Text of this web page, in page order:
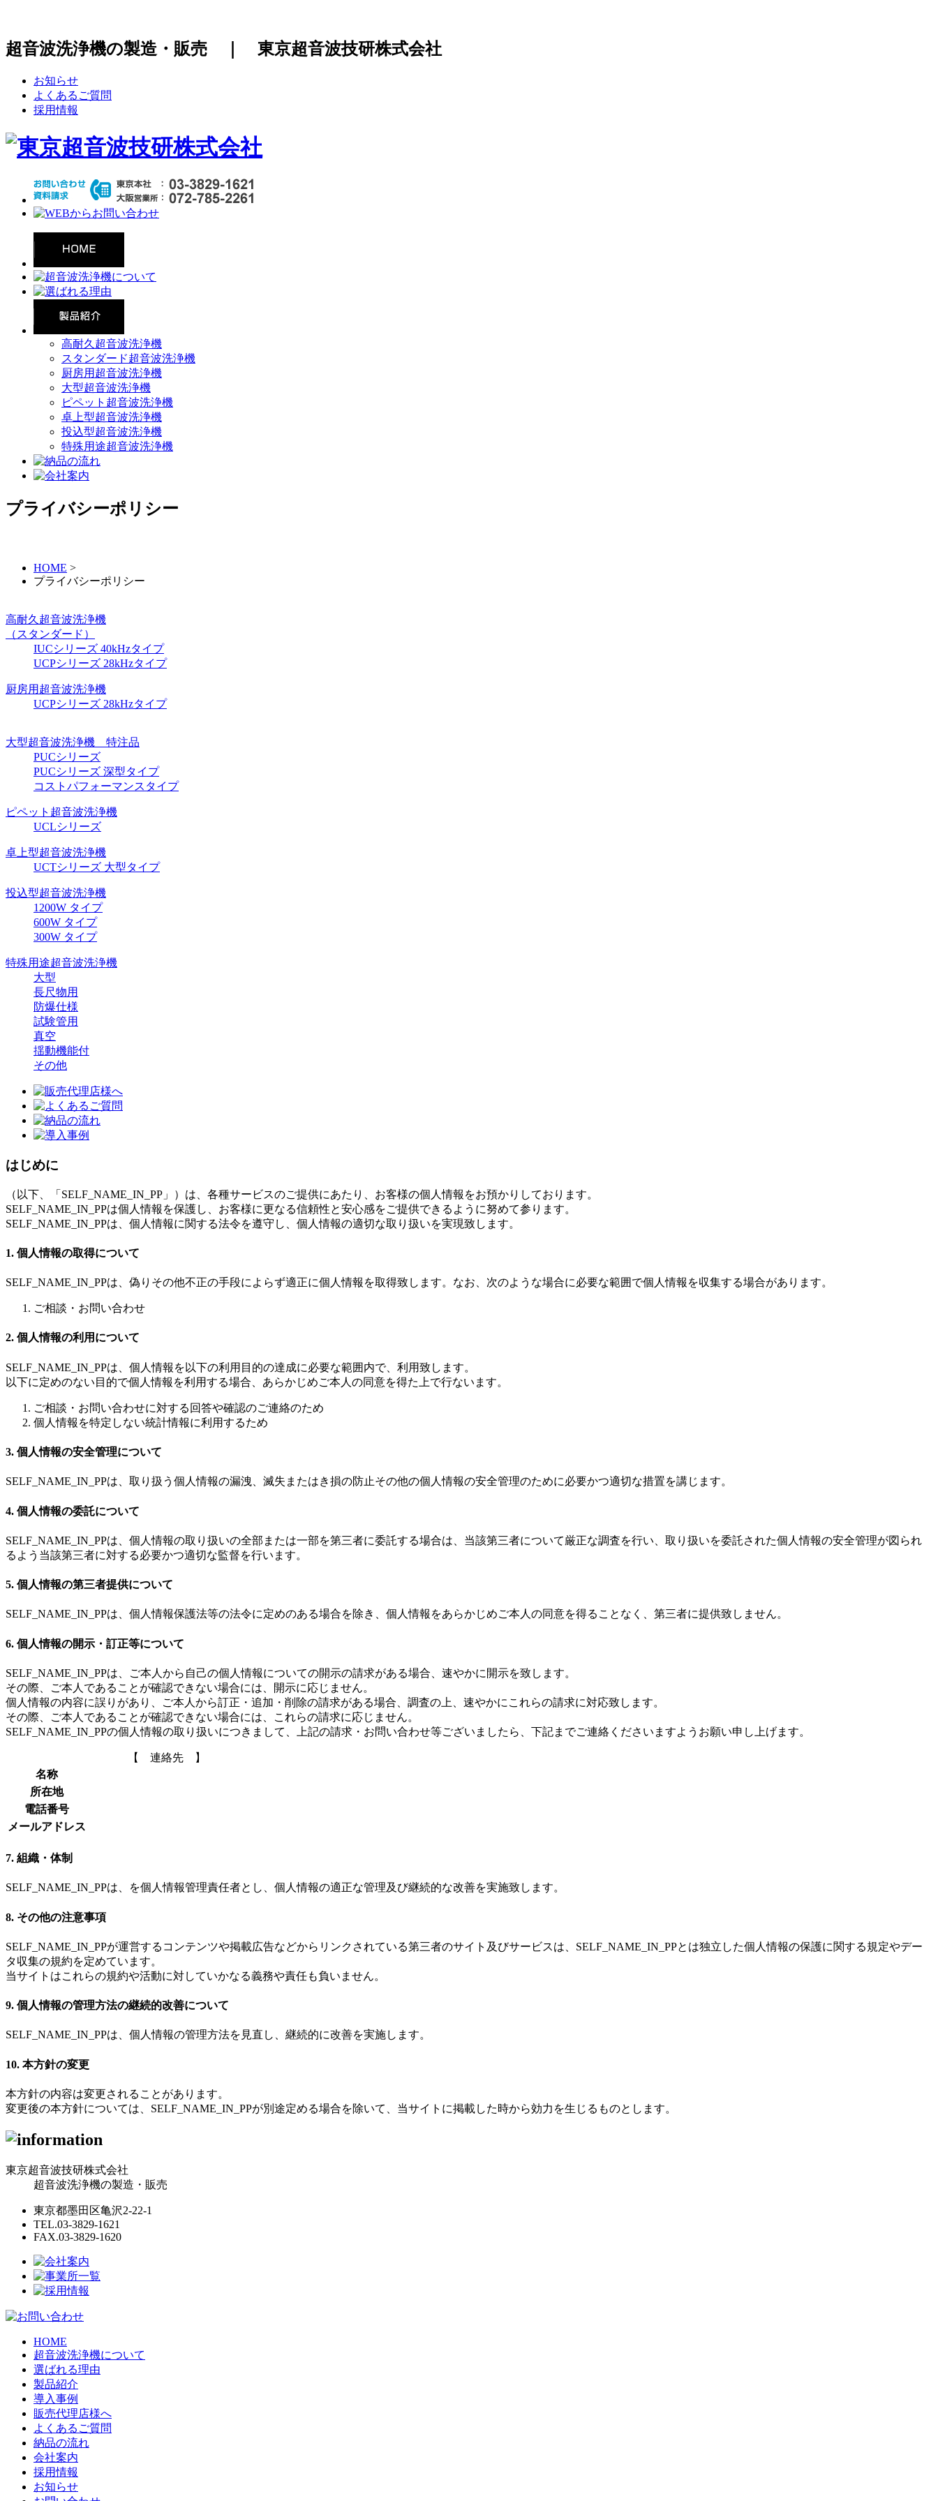
超音波洗浄機の製造・販売 ｜ 東京超音波技研株式会社
お知らせ
よくあるご質問
採用情報
高耐久超音波洗浄機
スタンダード超音波洗浄機
厨房用超音波洗浄機
大型超音波洗浄機
ピペット超音波洗浄機
卓上型超音波洗浄機
投込型超音波洗浄機
特殊用途超音波洗浄機
プライバシーポリシー
HOME >
プライバシーポリシー
高耐久超音波洗浄機
（スタンダード）
IUCシリーズ 40kHzタイプ
UCPシリーズ 28kHzタイプ
厨房用超音波洗浄機
UCPシリーズ 28kHzタイプ
大型超音波洗浄機 特注品
PUCシリーズ
PUCシリーズ 深型タイプ
コストパフォーマンスタイプ
ピペット超音波洗浄機
UCLシリーズ
卓上型超音波洗浄機
UCTシリーズ 大型タイプ
投込型超音波洗浄機
1200W タイプ
600W タイプ
300W タイプ
特殊用途超音波洗浄機
大型
長尺物用
防爆仕様
試験管用
真空
揺動機能付
その他
はじめに
（以下、「SELF_NAME_IN_PP」）は、各種サービスのご提供にあたり、お客様の個人情報をお預かりしております。
SELF_NAME_IN_PPは個人情報を保護し、お客様に更なる信頼性と安心感をご提供できるように努めて参ります。
SELF_NAME_IN_PPは、個人情報に関する法令を遵守し、個人情報の適切な取り扱いを実現致します。
1. 個人情報の取得について
SELF_NAME_IN_PPは、偽りその他不正の手段によらず適正に個人情報を取得致します。なお、次のような場合に必要な範囲で個人情報を収集する場合があります。
ご相談・お問い合わせ
2. 個人情報の利用について
SELF_NAME_IN_PPは、個人情報を以下の利用目的の達成に必要な範囲内で、利用致します。
以下に定めのない目的で個人情報を利用する場合、あらかじめご本人の同意を得た上で行ないます。
ご相談・お問い合わせに対する回答や確認のご連絡のため
個人情報を特定しない統計情報に利用するため
3. 個人情報の安全管理について
SELF_NAME_IN_PPは、取り扱う個人情報の漏洩、滅失またはき損の防止その他の個人情報の安全管理のために必要かつ適切な措置を講じます。
4. 個人情報の委託について
SELF_NAME_IN_PPは、個人情報の取り扱いの全部または一部を第三者に委託する場合は、当該第三者について厳正な調査を行い、取り扱いを委託された個人情報の安全管理が図られ
るよう当該第三者に対する必要かつ適切な監督を行います。
5. 個人情報の第三者提供について
SELF_NAME_IN_PPは、個人情報保護法等の法令に定めのある場合を除き、個人情報をあらかじめご本人の同意を得ることなく、第三者に提供致しません。
6. 個人情報の開示・訂正等について
SELF_NAME_IN_PPは、ご本人から自己の個人情報についての開示の請求がある場合、速やかに開示を致します。
その際、ご本人であることが確認できない場合には、開示に応じません。
個人情報の内容に誤りがあり、ご本人から訂正・追加・削除の請求がある場合、調査の上、速やかにこれらの請求に対応致します。
その際、ご本人であることが確認できない場合には、これらの請求に応じません。
SELF_NAME_IN_PPの個人情報の取り扱いにつきまして、上記の請求・お問い合わせ等ございましたら、下記までご連絡くださいますようお願い申し上げます。
【 連絡先 】
名称
所在地
電話番号
メールアドレス
7. 組織・体制
SELF_NAME_IN_PPは、を個人情報管理責任者とし、個人情報の適正な管理及び継続的な改善を実施致します。
8. その他の注意事項
SELF_NAME_IN_PPが運営するコンテンツや掲載広告などからリンクされている第三者のサイト及びサービスは、SELF_NAME_IN_PPとは独立した個人情報の保護に関する規定やデー
タ収集の規約を定めています。
当サイトはこれらの規約や活動に対していかなる義務や責任も負いません。
9. 個人情報の管理方法の継続的改善について
SELF_NAME_IN_PPは、個人情報の管理方法を見直し、継続的に改善を実施します。
10. 本方針の変更
本方針の内容は変更されることがあります。
変更後の本方針については、SELF_NAME_IN_PPが別途定める場合を除いて、当サイトに掲載した時から効力を生じるものとします。
東京超音波技研株式会社
超音波洗浄機の製造・販売
東京都墨田区亀沢2-22-1
TEL.03-3829-1621
FAX.03-3829-1620
HOME
超音波洗浄機について
選ばれる理由
製品紹介
導入事例
販売代理店様へ
よくあるご質問
納品の流れ
会社案内
採用情報
お知らせ